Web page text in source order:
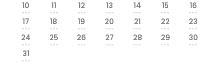
10
---
11
---
12
---
13
---
14
---
15
---
16
---
17
---
18
---
19
---
20
---
21
---
22
---
23
---
24
---
25
---
26
---
27
---
28
---
29
---
30
---
31
---